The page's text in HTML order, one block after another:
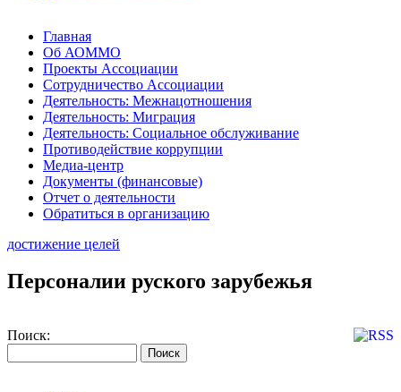
Главная
Об АОММО
Проекты Ассоциации
Сотрудничество Ассоциации
Деятельность: Межнацотношения
Деятельность: Миграция
Деятельность: Социальное обслуживание
Противодействие коррупции
Медиа-центр
Документы (финансовые)
Отчет о деятельности
Обратиться в организацию
достижение целей
Персоналии руского зарубежья
Поиск: